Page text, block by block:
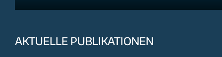
AKTUELLE PUBLIKATIONEN